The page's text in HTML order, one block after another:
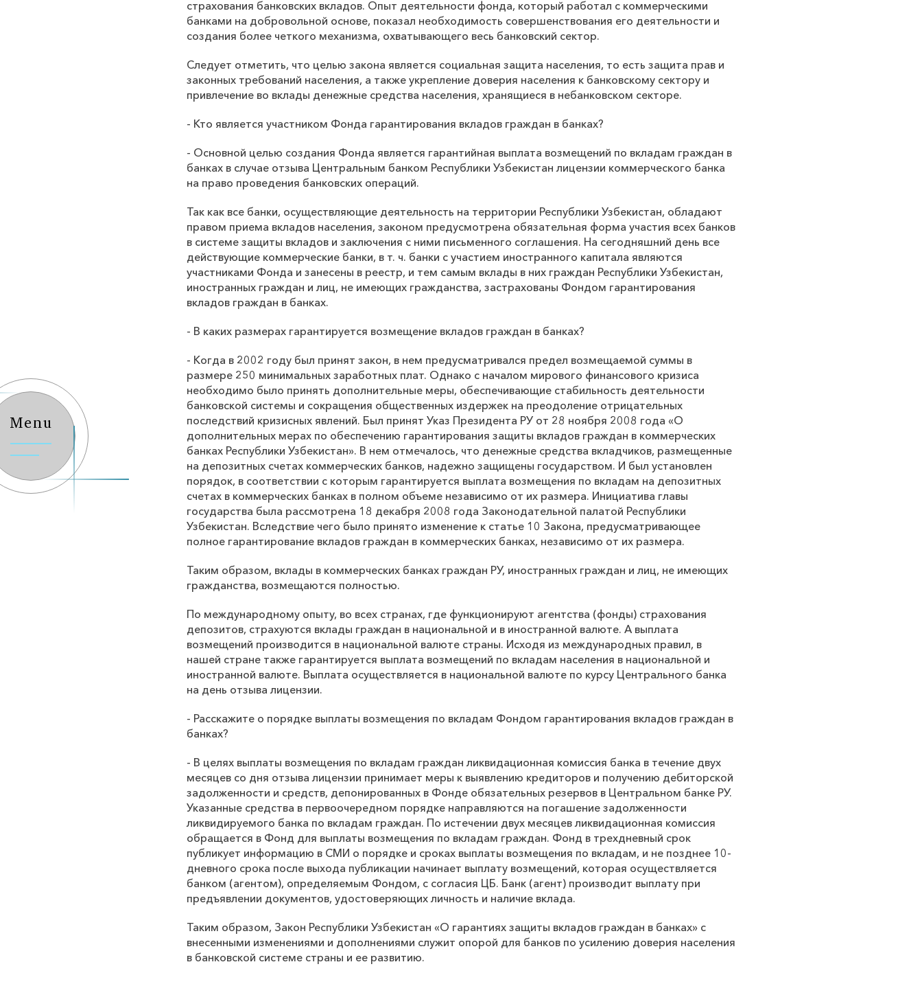
Menu
страхования банковских вкладов. Опыт деятельности фонда, который работал с коммерческими
банками на добровольной основе, показал необходимость совершенствования его деятельности и
создания более четкого механизма, охватывающего весь банковский сектор.
Следует отметить, что целью закона является социальная защита населения, то есть защита прав и
законных требований населения, а также укрепление доверия населения к банковскому сектору и
привлечение во вклады денежные средства населения, хранящиеся в небанковском секторе.
- Кто является участником Фонда гарантирования вкладов граждан в банках?
- Основной целью создания Фонда является гарантийная выплата возмещений по вкладам граждан в
банках в случае отзыва Центральным банком Республики Узбекистан лицензии коммерческого банка
на право проведения банковских операций.
Так как все банки, осуществляющие деятельность на территории Республики Узбекистан, обладают
правом приема вкладов населения, законом предусмотрена обязательная форма участия всех банков
в системе защиты вкладов и заключения с ними письменного соглашения. На сегодняшний день все
действующие коммерческие банки, в т. ч. банки с участием иностранного капитала являются
участниками Фонда и занесены в реестр, и тем самым вклады в них граждан Республики Узбекистан,
иностранных граждан и лиц, не имеющих гражданства, застрахованы Фондом гарантирования
вкладов граждан в банках.
- В каких размерах гарантируется возмещение вкладов граждан в банках?
- Когда в 2002 году был принят закон, в нем предусматривался предел возмещаемой суммы в
размере 250 минимальных заработных плат. Однако с началом мирового финансового кризиса
необходимо было принять дополнительные меры, обеспечивающие стабильность деятельности
банковской системы и сокращения общественных издержек на преодоление отрицательных
последствий кризисных явлений. Был принят Указ Президента РУ от 28 ноября 2008 года «О
дополнительных мерах по обеспечению гарантирования защиты вкладов граждан в коммерческих
банках Республики Узбекистан». В нем отмечалось, что денежные средства вкладчиков, размещенные
на депозитных счетах коммерческих банков, надежно защищены государством. И был установлен
порядок, в соответствии с которым гарантируется выплата возмещения по вкладам на депозитных
счетах в коммерческих банках в полном объеме независимо от их размера. Инициатива главы
государства была рассмотрена 18 декабря 2008 года Законодательной палатой Республики
Узбекистан. Вследствие чего было принято изменение к статье 10 Закона, предусматривающее
полное гарантирование вкладов граждан в коммерческих банках, независимо от их размера.
Таким образом, вклады в коммерческих банках граждан РУ, иностранных граждан и лиц, не имеющих
гражданства, возмещаются полностью.
По международному опыту, во всех странах, где функционируют агентства (фонды) страхования
депозитов, страхуются вклады граждан в национальной и в иностранной валюте. А выплата
возмещений производится в национальной валюте страны. Исходя из международных правил, в
нашей стране также гарантируется выплата возмещений по вкладам населения в национальной и
иностранной валюте. Выплата осуществляется в национальной валюте по курсу Центрального банка
на день отзыва лицензии.
- Расскажите о порядке выплаты возмещения по вкладам Фондом гарантирования вкладов граждан в
банках?
- В целях выплаты возмещения по вкладам граждан ликвидационная комиссия банка в течение двух
месяцев со дня отзыва лицензии принимает меры к выявлению кредиторов и получению дебиторской
задолженности и средств, депонированных в Фонде обязательных резервов в Центральном банке РУ.
Указанные средства в первоочередном порядке направляются на погашение задолженности
ликвидируемого банка по вкладам граждан. По истечении двух месяцев ликвидационная комиссия
обращается в Фонд для выплаты возмещения по вкладам граждан. Фонд в трехдневный срок
публикует информацию в СМИ о порядке и сроках выплаты возмещения по вкладам, и не позднее 10-
дневного срока после выхода публикации начинает выплату возмещений, которая осуществляется
банком (агентом), определяемым Фондом, с согласия ЦБ. Банк (агент) производит выплату при
предъявлении документов, удостоверяющих личность и наличие вклада.
Таким образом, Закон Республики Узбекистан «О гарантиях защиты вкладов граждан в банках» с
внесенными изменениями и дополнениями служит опорой для банков по усилению доверия населения
в банковской системе страны и ее развитию.